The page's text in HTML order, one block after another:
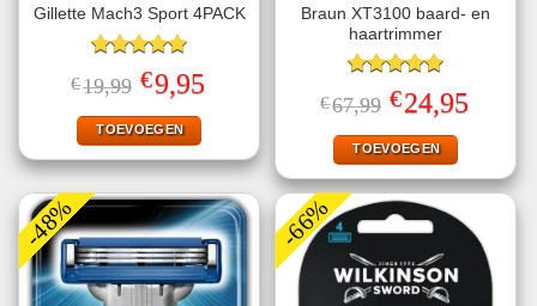
Gillette Mach3 Sport 4PACK
Gewaardeerd
5.00uit 5
€19,99 Oorspronkelijke
prijs
was:
€19,99.
€9,95prijs
TOEVOEGEN
Braun XT3100 baard- en
haartrimmer
Gewaardeerd
5.00uit 5
€67,99 Oorspronkelijke
prijs
was:
€67,99.
€24,95prijs
TOEVOEGEN
-48% -66%